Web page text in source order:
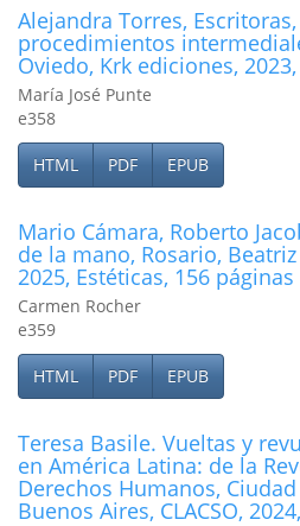
Alejandra Torres,
procedimientos
Oviedo, Krk ediciones,
María José Punte
e358
HTML PDF EPUB
Mario Cámara, Roberto
de la mano, Rosario,
2025, Estéticas, 156 páginas
Carmen Rocher
e359
HTML PDF EPUB
Teresa Basile. Vueltas y
en América Latina: de la
Derechos Humanos,
Buenos Aires, CLACSO,